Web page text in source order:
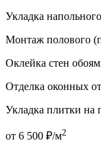
Укладка
Монтаж полового
Оклейка стен
Отделка оконных
Укладка плитки на
от 6 500 ₽/м2